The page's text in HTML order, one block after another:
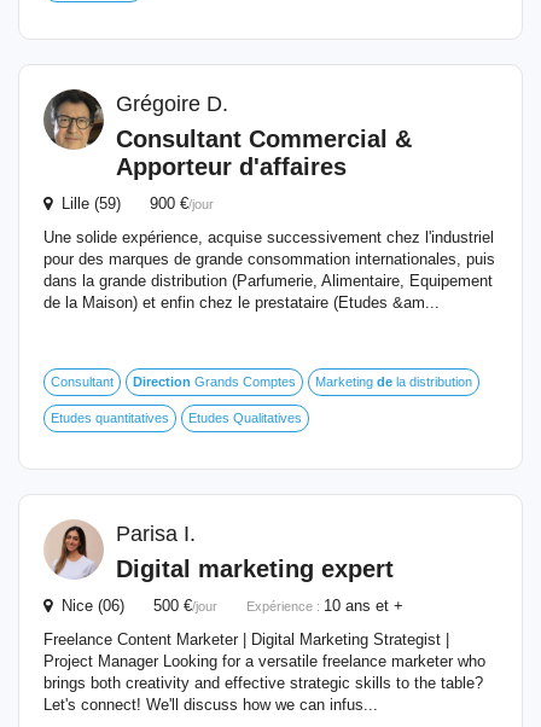
Grégoire D.
Consultant Commercial &
Apporteur d'affaires
Lille (59) 900 €/jour
Une solide expérience, acquise successivement chez l'industriel
pour des marques de grande consommation internationales, puis
dans la grande distribution (Parfumerie, Alimentaire, Equipement
de la Maison) et enfin chez le prestataire (Etudes &am...
Consultant Direction Grands Comptes Marketing de la distribution
Etudes quantitatives Etudes Qualitatives
Parisa I.
Digital marketing expert
Nice (06) 500 €/jour Expérience : 10 ans et +
Freelance Content Marketer | Digital Marketing Strategist |
Project Manager Looking for a versatile freelance marketer who
brings both creativity and effective strategic skills to the table?
Let's connect! We'll discuss how we can infus...